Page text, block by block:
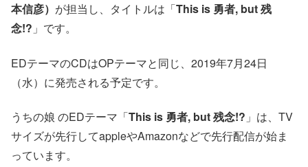
本信彦） が担当し、タイトルは「This is 勇者, but 残
念!? 」です。
EDテーマのCDはOPテーマと同じ、2019年7月24日
（水）に発売される予定です。
うちの娘 のEDテーマ「This is 勇者, but 残念!? 」は、TV
サイズが先行してappleやAmazonなどで先行配信が始ま
っています。